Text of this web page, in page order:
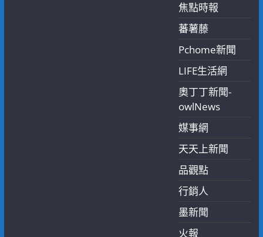
焦點時報
蕃薯藤
Pchome新聞
LIFE生活網
奧丁丁新聞-
owlNews
媒事網
天天上新聞
品觀點
行銷人
墨新聞
火報